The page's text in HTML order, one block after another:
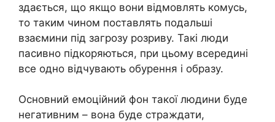
здається, що якщо вони відмовлять комусь,
то таким чином поставлять подальші
взаємини під загрозу розриву. Такі люди
пасивно підкоряються, при цьому всередині
все одно відчувають обурення і образу.
Основний емоційний фон такої людини буде
негативним – вона буде страждати,